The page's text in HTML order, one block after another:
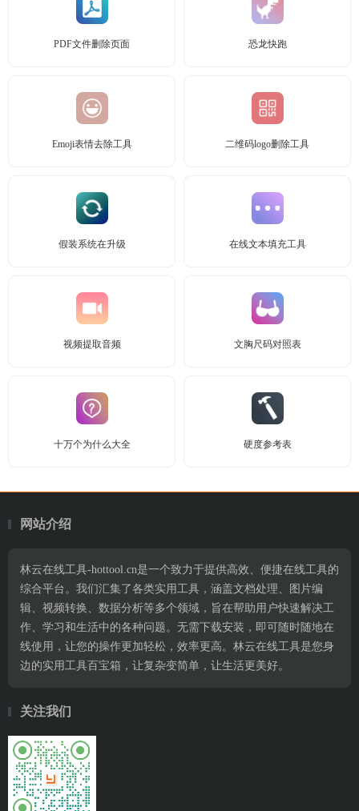
PDF文件删除页面 恐龙快跑
Emoji表情去除工具 二维码logo删除工具
假装系统在升级 在线文本填充工具
视频提取音频 文胸尺码对照表
十万个为什么大全 硬度参考表
网站介绍
林云在线工具-hottool.cn是一个致力于提供高效、便捷在线工具的
综合平台。我们汇集了各类实用工具，涵盖文档处理、图片编
辑、视频转换、数据分析等多个领域，旨在帮助用户快速解决工
作、学习和生活中的各种问题。无需下载安装，即可随时随地在
线使用，让您的操作更加轻松，效率更高。林云在线工具是您身
边的实用工具百宝箱，让复杂变简单，让生活更美好。
关注我们